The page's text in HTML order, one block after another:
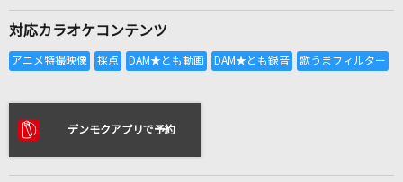
リアルタイムで歌われている曲の一覧
ハロ
対応カラオケコンテンツ
デンモクアプリで予約